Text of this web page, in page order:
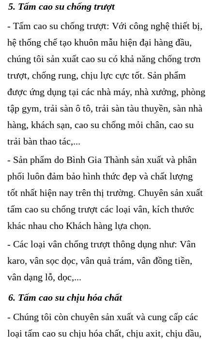
5. Tấm cao su chống trượt
- Tấm cao su chống trượt: Với công nghệ thiết bị,
hệ thống chế tạo khuôn mẫu hiện đại hàng đầu,
chúng tôi sản xuất cao su có khả năng chống trơn
trượt, chống rung, chịu lực cực tốt. Sản phẩm
được ứng dụng tại các nhà máy, nhà xưởng, phòng
tập gym, trải sàn ô tô, trải sàn tàu thuyền, sàn nhà
hàng, khách sạn, cao su chống mỏi chân, cao su
trải bàn thao tác,...
- Sản phẩm do Bình Gia Thành sản xuất và phân
phối luôn đảm bảo hình thức đẹp và chất lượng
tốt nhất hiện nay trên thị trường. Chuyên sản xuất
tấm cao su chống trượt các loại vân, kích thước
khác nhau cho Khách hàng lựa chọn.
- Các loại vân chống trượt thông dụng như: Vân
karo, vân sọc dọc, vân quả trám, vân đồng tiền,
vân dạng lỗ, dọc,...
6. Tấm cao su chịu hóa chất
- Chúng tôi còn chuyên sản xuất và cung cấp các
loại tấm cao su chịu hóa chất, chịu axit, chịu dầu,